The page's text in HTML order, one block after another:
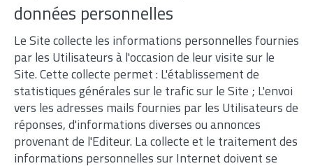
données personnelles
Le Site collecte les informations personnelles fournies
par les Utilisateurs à l'occasion de leur visite sur le
Site. Cette collecte permet : L'établissement de
statistiques générales sur le trafic sur le Site ; L'envoi
vers les adresses mails fournies par les Utilisateurs de
réponses, d'informations diverses ou annonces
provenant de l'Editeur. La collecte et le traitement des
informations personnelles sur Internet doivent se